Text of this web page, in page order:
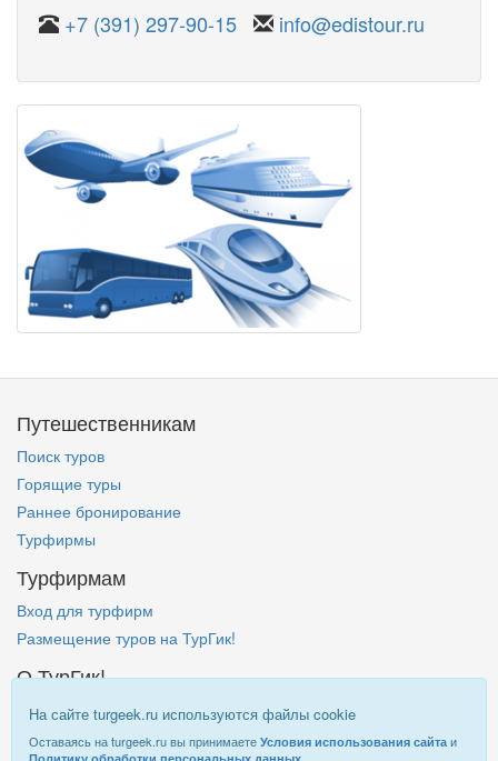
+7 (391) 297-90-15 info@edistour.ru
На сайте turgeek.ru используются файлы cookie
Оставаясь на turgeek.ru вы принимаете Условия использования сайта и
Путешественникам
Поиск туров
Горящие туры
Раннее бронирование
Турфирмы
Турфирмам
Вход для турфирм
Размещение туров на ТурГик!
О ТурГик!
Кто такой ТурГик?
Правовая информация